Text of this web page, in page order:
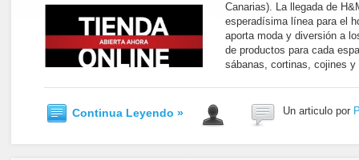
Canarias). La llegada de
esperadísima línea para el
aporta moda y diversión a
de productos para cada
sábanas, cortinas, cojines
Continua Leyendo » Un articulo por